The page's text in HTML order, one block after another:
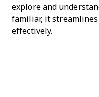
explore and
familiar, it streamlines
effectively.